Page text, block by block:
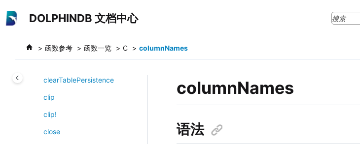
DOLPHINDB 文档中心
函数参考 函数一览 C columnNames
clearComputeNodeDiskCache
clearDSCache!
clearTablePersistence
clip
clip!
close
columnNames
语法